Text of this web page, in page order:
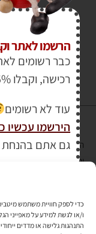
ו/או לגשת למידע על מאפייני
התנהגות גלישה או מדדים
והעומד בתקן אבטחה PCI DSS Level-1
הרשמו לאתר
כבר רשומים
רכישה, וקבלו 5% הנחה על כל עגלת הקניות.
עוד לא רשומים
הירשמו עכשיו
גם אתם בהנחת